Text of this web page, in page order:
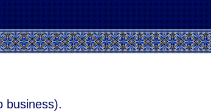
business).